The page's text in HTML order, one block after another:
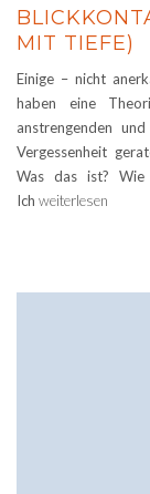
MIT TIEFE)
Einige – nicht
haben eine
anstrengenden
Vergessenheit
Was das ist? Wie
Ich weiterlesen